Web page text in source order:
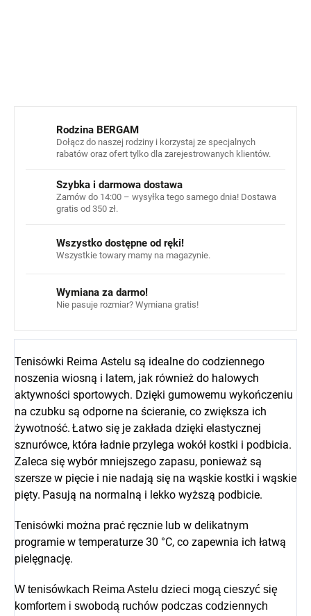
Rodzina BERGAM
Dołącz do naszej rodziny i korzystaj ze specjalnych
rabatów oraz ofert tylko dla zarejestrowanych klientów.
Szybka i darmowa dostawa
Zamów do 14:00 – wysyłka tego samego dnia! Dostawa
gratis od 350 zł.
Wszystko dostępne od ręki!
Wszystkie towary mamy na magazynie.
Wymiana za darmo!
Nie pasuje rozmiar? Wymiana gratis!
Tenisówki Reima Astelu są idealne do codziennego
noszenia wiosną i latem, jak również do halowych
aktywności sportowych. Dzięki gumowemu wykończeniu
na czubku są odporne na ścieranie, co zwiększa ich
żywotność. Łatwo się je zakłada dzięki elastycznej
sznurówce, która ładnie przylega wokół kostki i podbicia.
Zaleca się wybór mniejszego zapasu, ponieważ są
szersze w pięcie i nie nadają się na wąskie kostki i wąskie
pięty. Pasują na normalną i lekko wyższą podbicie.
Tenisówki można prać ręcznie lub w delikatnym
programie w temperaturze 30 °C, co zapewnia ich łatwą
pielęgnację.
W tenisówkach Reima Astelu dzieci mogą cieszyć się
komfortem i swobodą ruchów podczas codziennych